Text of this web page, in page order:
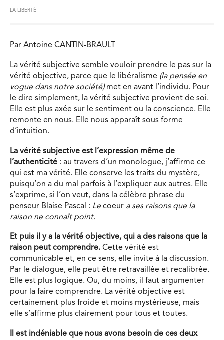
LA LIBERTÉ
Par Antoine CANTIN-BRAULT
La vérité subjective semble vouloir prendre le pas sur la
vérité objective, parce que le libéralisme (la pensée en
vogue dans notre société) met en avant l’individu. Pour
le dire simplement, la vérité subjective provient de soi.
Elle est plus axée sur le sentiment ou la conscience. Elle
remonte en nous. Elle nous apparaît sous forme
d’intuition.
La vérité subjective est l’expression même de
l’authenticité : au travers d’un monologue, j’affirme ce
qui est ma vérité. Elle conserve les traits du mystère,
puisqu’on a du mal parfois à l’expliquer aux autres. Elle
s’exprime, si l’on veut, dans la célèbre phrase du
penseur Blaise Pascal : Lecoeur a ses raisons que la
raison ne connaît point.
Et puis il y a la vérité objective, qui a des raisons que la
raison peut comprendre. Cette vérité est
communicable et, en ce sens, elle invite à la discussion.
Par le dialogue, elle peut être retravaillée et recalibrée.
Elle est plus logique. Ou, du moins, il faut argumenter
pour la faire comprendre. La vérité objective est
certainement plus froide et moins mystérieuse, mais
elle s’affirme plus clairement pour tous et toutes.
Il est indéniable que nous avons besoin de ces deux